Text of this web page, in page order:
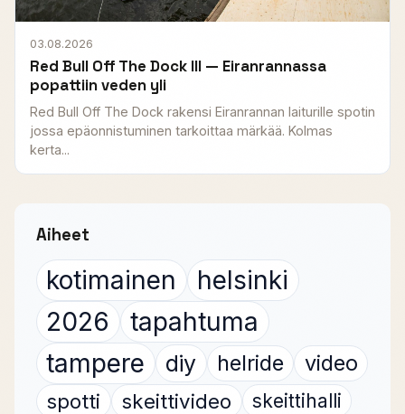
03.08.2026
Red Bull Off The Dock III — Eiranrannassa
popattiin veden yli
Red Bull Off The Dock rakensi Eiranrannan laiturille spotin
jossa epäonnistuminen tarkoittaa märkää. Kolmas
kerta...
Aiheet
kotimainen
helsinki
2026
tapahtuma
tampere
diy helride video
spotti skeittivideo
skeittihalli